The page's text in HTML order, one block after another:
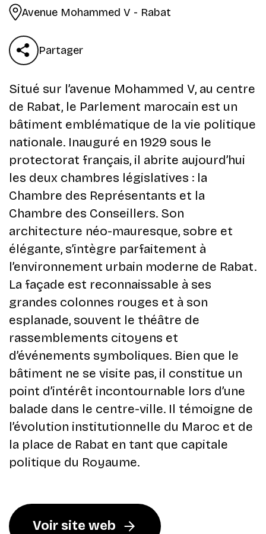
Avenue Mohammed V - Rabat
Partager
Situé sur l’avenue Mohammed V, au centre
de Rabat, le Parlement marocain est un
bâtiment emblématique de la vie politique
nationale. Inauguré en 1929 sous le
protectorat français, il abrite aujourd’hui
les deux chambres législatives : la
Chambre des Représentants et la
Chambre des Conseillers. Son
architecture néo-mauresque, sobre et
élégante, s’intègre parfaitement à
l’environnement urbain moderne de Rabat.
La façade est reconnaissable à ses
grandes colonnes rouges et à son
esplanade, souvent le théâtre de
rassemblements citoyens et
d’événements symboliques. Bien que le
bâtiment ne se visite pas, il constitue un
point d’intérêt incontournable lors d’une
balade dans le centre-ville. Il témoigne de
l’évolution institutionnelle du Maroc et de
la place de Rabat en tant que capitale
politique du Royaume.
Voir site web